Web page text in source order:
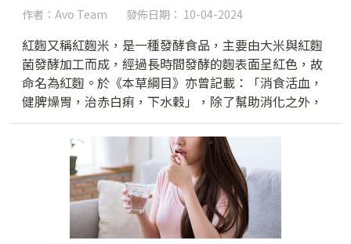
作者：Avo Team 發佈日期： 10-04-2024
紅麴又稱紅麴米，是一種發酵食品，主要由大米與紅麴
菌發酵加工而成，經過長時間發酵的麴表面呈紅色，故
命名為紅麴。於《本草綱目》亦曾記載：「消食活血，
健脾燥胃，治赤白痢，下水穀」，除了幫助消化之外，
近年更有研究顯示紅麴有助降膽固醇、降血脂。